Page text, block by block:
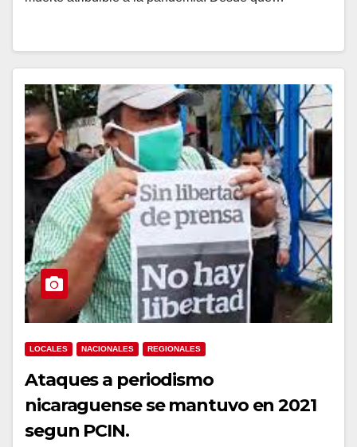
LOCALES NACIONALES REGIONALES
Ataques a periodismo
nicaraguense se mantuvo en 2021
segun PCIN.